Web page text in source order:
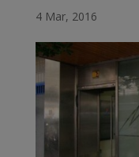
4 Mar, 2016